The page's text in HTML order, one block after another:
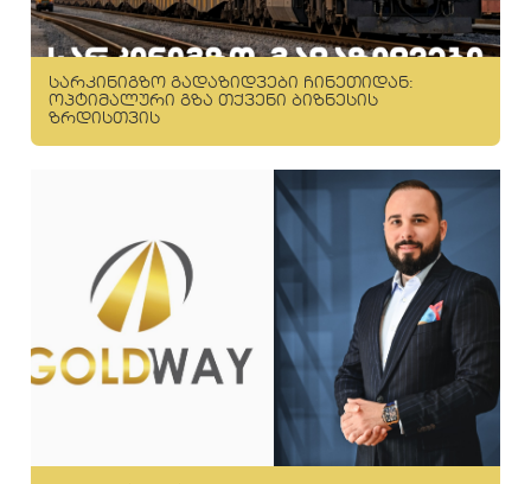
სარკინიგზო გადაზიდვები ჩინეთიდან:
ოპტიმალური გზა თქვენი ბიზნესის
ზრდისთვის